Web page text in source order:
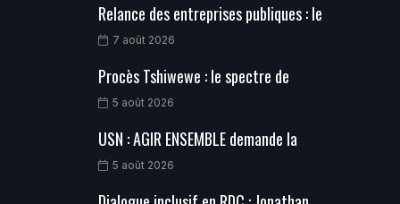
Relance des entreprises publiques : le
7 août 2026
Procès Tshiwewe : le spectre de
5 août 2026
USN : AGIR ENSEMBLE demande la
5 août 2026